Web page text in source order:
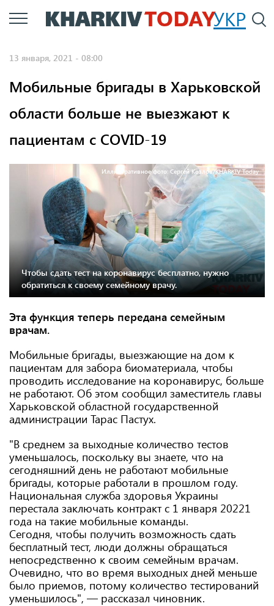
Перейти
к
УКР
13 января, 2021 - 08:00
Мобильные бригады в Харьковской
области больше не выезжают к
пациентам с COVID-19
Иллюстративное фото: Сергей Козлов/KHARKIV Today
Чтобы сдать тест на коронавирус бесплатно, нужно
обратиться к своему семейному врачу.
Эта функция теперь передана семейным
врачам.
Мобильные бригады, выезжающие на дом к
пациентам для забора биоматериала, чтобы
проводить исследование на коронавирус, больше
не работают. Об этом сообщил заместитель главы
Харьковской областной государственной
администрации Тарас Пастух.
"В среднем за выходные количество тестов
уменьшалось, поскольку вы знаете, что на
сегодняшний день не работают мобильные
бригады, которые работали в прошлом году.
Национальная служба здоровья Украины
перестала заключать контракт с 1 января 20221
года на такие мобильные команды.
Сегодня, чтобы получить возможность сдать
бесплатный тест, люди должны обращаться
непосредственно к своим семейным врачам.
Очевидно, что во время выходных дней меньше
было приемов, потому количество тестирований
уменьшилось", — рассказал чиновник.